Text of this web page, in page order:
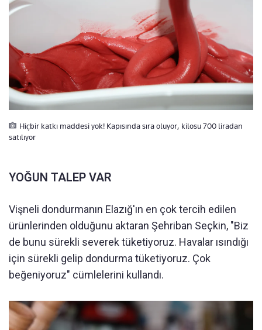
Hiçbir katkı maddesi yok! Kapısında sıra oluyor, kilosu 700 liradan
satılıyor
YOĞUN TALEP VAR
Vişneli dondurmanın Elazığ'ın en çok tercih edilen
ürünlerinden olduğunu aktaran Şehriban Seçkin, "Biz
de bunu sürekli severek tüketiyoruz. Havalar ısındığı
için sürekli gelip dondurma tüketiyoruz. Çok
beğeniyoruz" cümlelerini kullandı.